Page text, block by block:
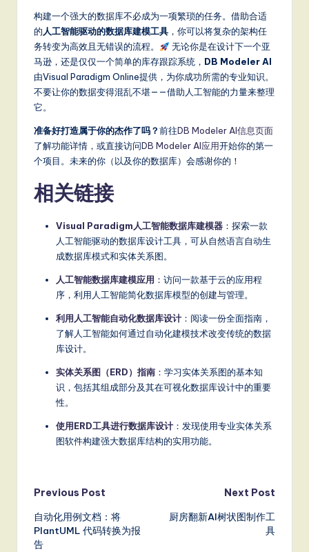
构建一个强大的数据库不必成为一项繁琐的任务。借助合适
的人工智能驱动的数据库建模工具 ，你可以将复杂的架构任
务转变为高效且无错误的流程。
无论你是在设计下一个亚
马逊，还是仅仅一个简单的库存跟踪系统， DB Modeler AI
由Visual Paradigm Online提供，为你成功所需的专业知识。
不要让你的数据变得混乱不堪——借助人工智能的力量来整理
它。
准备好打造属于你的杰作了吗？前往DB Modeler AI信息页面
了解功能详情，或直接访问DB Modeler AI应用开始你的第一
个项目。未来的你（以及你的数据库）会感谢你的！
相关链接
Visual Paradigm人工智能数据库建模器 ：探索一款
人工智能驱动的数据库设计工具，可从自然语言自动生
成数据库模式和实体关系图。
人工智能数据库建模应用 ：访问一款基于云的应用程
序，利用人工智能简化数据库模型的创建与管理。
利用人工智能自动化数据库设计：阅读一份全面指南，
了解人工智能如何通过自动化建模技术改变传统的数据
库设计。
实体关系图（ERD）指南 ：学习实体关系图的基本知
识，包括其组成部分及其在可视化数据库设计中的重要
性。
使用ERD工具进行数据库设计：发现使用专业实体关系
图软件构建强大数据库结构的实用功能。
Post
navigation
Previous Post
自动化用例文档：将
PlantUML 代码转换为报
告
Next Post
厨房翻新AI树状图制作工
具